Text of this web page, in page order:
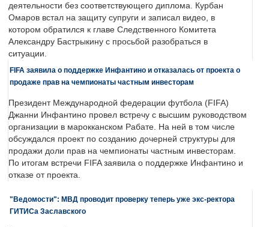
деятельности без соответствующего диплома. Курбан
Омаров встал на защиту супруги и записал видео, в
котором обратился к главе Следственного Комитета
Александру Бастрыкину с просьбой разобраться в
ситуации.
FIFA заявила о поддержке Инфантино и отказалась от проекта о
продаже прав на чемпионаты частным инвесторам
Президент Международной федерации футбола (FIFA)
Джанни Инфантино провел встречу с высшим руководством
организации в марокканском Рабате. На ней в том числе
обсуждался проект по созданию дочерней структуры для
продажи доли прав на чемпионаты частным инвесторам.
По итогам встречи FIFA заявила о поддержке Инфантино и
отказе от проекта.
"Ведомости": МВД проводит проверку теперь уже экс-ректора
ГИТИСа Заславского